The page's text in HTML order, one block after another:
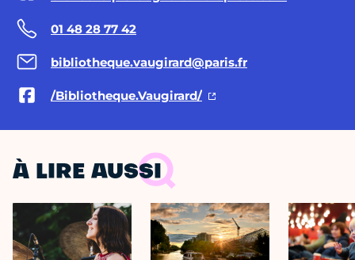
01 48 28 77 42
bibliotheque.vaugirard@paris.fr
/Bibliotheque.Vaugirard/
À LIRE AUSSI